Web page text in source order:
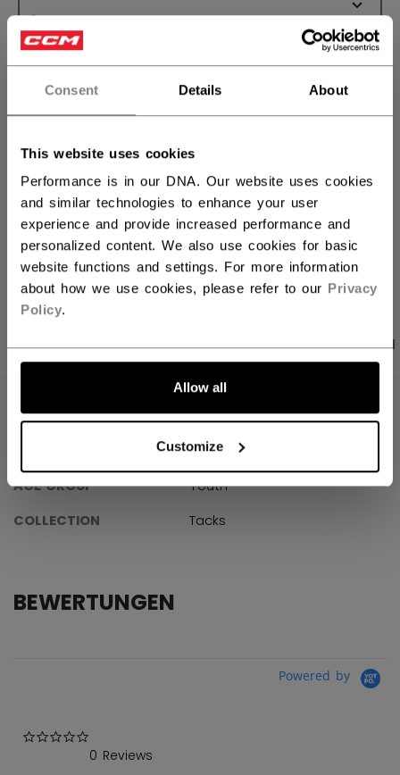
Consent Details About
This website uses cookies
Performance is in our DNA. Our website uses cookies
and similar technologies to enhance your user
experience and provide increased performance and
personalized content. We also use cookies for basic
website functions and settings. For more information
about how we use cookies, please refer to our Privacy
Policy.
Allow all
Customize
IN DEN WARENKORB
Versandbestimmungen
Kostenfreie Rücksendungen
LINKS ZUM
PRODUKTFOTOS ANGABEN BEWERTUNGEN
ANGABEN
SKXRY-YT
AGE GROUP
Youth
COLLECTION
Tacks
BEWERTUNGEN
Powered by
0 Reviews